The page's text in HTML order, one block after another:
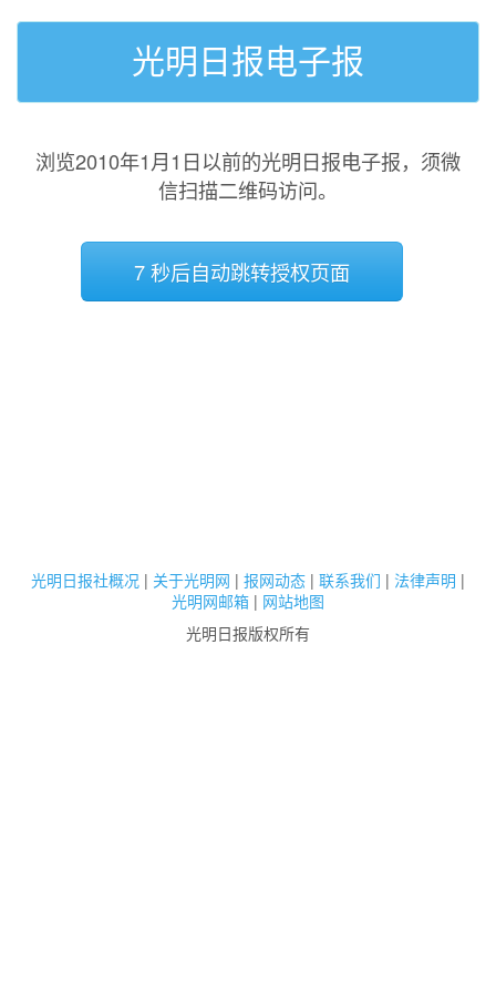
光明日报电子报
浏览2010年1月1日以前的光明日报电子报，须微
信扫描二维码访问。
7 秒后自动跳转授权页面
光明日报社概况 | 关于光明网 | 报网动态 | 联系我们 | 法律声明 |
光明网邮箱 | 网站地图
光明日报版权所有